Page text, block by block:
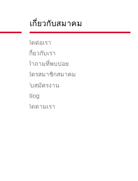
เกี่ยวกับสมาคม
ติดต่อเรา
เกี่ยวกับเรา
คำถามที่พบบ่อย
บัตรสมาชิกสมาคม
รับสมัครงาน
Blog
ติดตามเรา